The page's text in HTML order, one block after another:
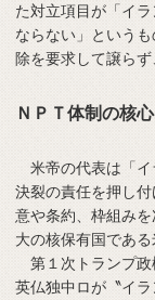
た対立項目が「イ
ならない」という
除を要求して譲らず
ＮＰＴ体制の核
米帝の代表は「イ
決裂の責任を押し
意や条約、枠組み
大の核保有国である
第１次トランプ政
英仏独中ロが〝イ